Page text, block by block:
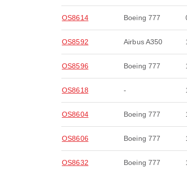
OS8614 Boeing 777
OS8592 Airbus A350
OS8596 Boeing 777
OS8618 -
OS8604 Boeing 777
OS8606 Boeing 777
OS8632 Boeing 777